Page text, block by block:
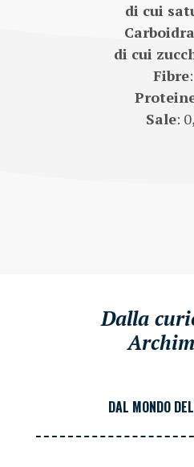
di cui
di cui
Fibre
Sale:
Dalla
DAL MONDO